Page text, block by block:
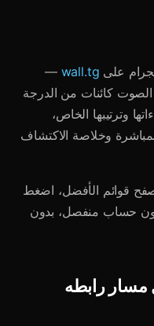
على wall.tg
—
كائنات من الدرجة
وترتيبها الخاص،
وخلاصة الاكتشاف
قوائم الأفضل، اضغط
بدون حساب منفصل، بدون
رابطه